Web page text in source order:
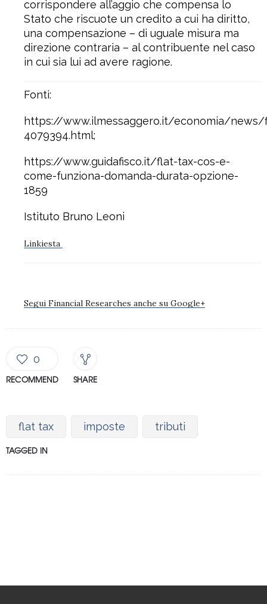
corrispondere all’aggio che compensa lo
Stato che riscuote un credito a cui ha diritto,
una compensazione – di uguale misura ma
direzione contraria – al contribuente nel caso
in cui sia lui ad avere ragione.
Fonti:
https://www.ilmessaggero.it/economia/news/
4079394.html;
https://www.guidafisco.it/flat-tax-cos-e-
come-funziona-domanda-durata-opzione-
1859
Istituto Bruno Leoni
Linkiesta
Segui Financial Researches anche su Google+
0
RECOMMEND SHARE
flat tax imposte tributi
TAGGED IN